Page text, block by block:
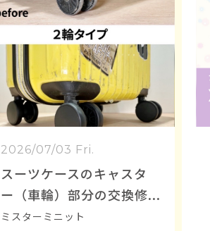
2026/07/03 Fri.
スーツケースのキャスタ
ー（車輪）部分の交換修
理ができ ます！
ミスターミニット